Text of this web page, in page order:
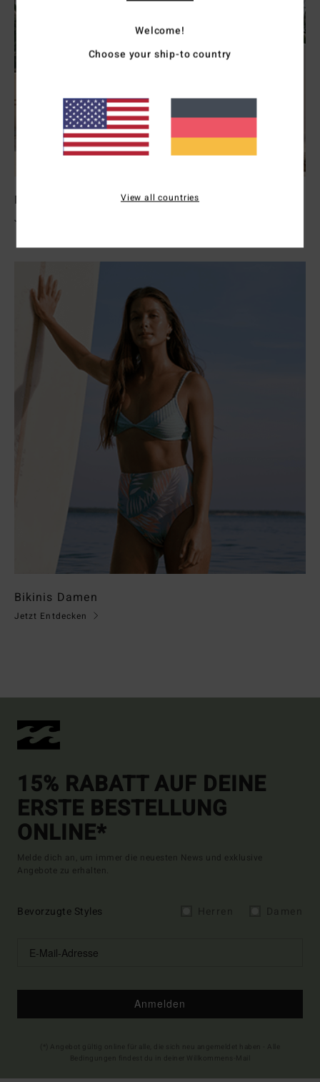
Neoprenanzüge Damen
Jetzt Entdecken
Bikinis Damen
Jetzt Entdecken
15% RABATT AUF DEINE
ERSTE BESTELLUNG
ONLINE*
Melde dich an, um immer die neuesten News und exklusive
Angebote zu erhalten.
Bevorzugte Styles
Anmelden
Welcome!
Choose your ship-to country
View all countries